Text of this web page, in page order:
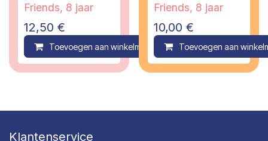
Friends, 8 jaar
12,50 €
Toevoegen aan winkelmandje Compare
Friends, 8 jaar
10,00 €
Toevoegen aan
Klantenservice